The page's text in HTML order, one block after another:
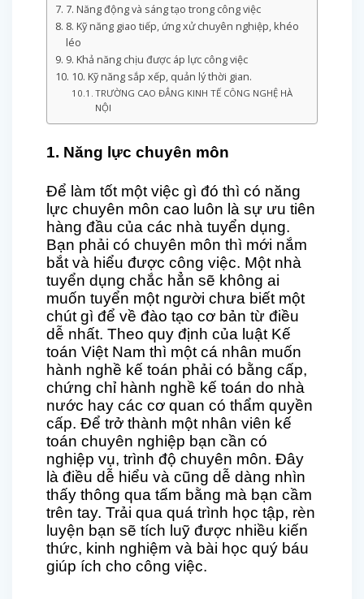
7. Năng động và sáng tạo trong công việc
8. Kỹ năng giao tiếp, ứng xử chuyên nghiệp, khéo
léo
9. Khả năng chịu được áp lực công việc
10. Kỹ năng sắp xếp, quản lý thời gian.
TRƯỜNG CAO ĐẲNG KINH TẾ CÔNG NGHỆ HÀ
NỘI
1. Năng lực chuyên môn
Để làm tốt một việc gì đó thì có năng
lực chuyên môn cao luôn là sự ưu tiên
hàng đầu của các nhà tuyển dụng.
Bạn phải có chuyên môn thì mới nắm
bắt và hiểu được công việc. Một nhà
tuyển dụng chắc hẳn sẽ không ai
muốn tuyển một người chưa biết một
chút gì để về đào tạo cơ bản từ điều
dễ nhất. Theo quy định của luật Kế
toán Việt Nam thì một cá nhân muốn
hành nghề kế toán phải có bằng cấp,
chứng chỉ hành nghề kế toán do nhà
nước hay các cơ quan có thẩm quyền
cấp. Để trở thành một nhân viên kế
toán chuyên nghiệp bạn cần có
nghiệp vụ, trình độ chuyên môn. Đây
là điều dễ hiểu và cũng dễ dàng nhìn
thấy thông qua tấm bằng mà bạn cầm
trên tay. Trải qua quá trình học tập, rèn
luyện bạn sẽ tích luỹ được nhiều kiến
thức, kinh nghiệm và bài học quý báu
giúp ích cho công việc.